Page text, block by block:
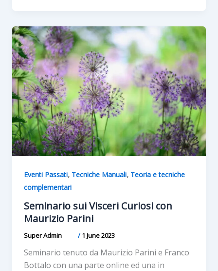
Eventi Passati, Tecniche Manuali, Teoria e tecniche
complementari
Seminario sui Visceri Curiosi con
Maurizio Parini
Super Admin /1 June 2023
Seminario tenuto da Maurizio Parini e Franco
Bottalo con una parte online ed una in